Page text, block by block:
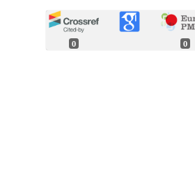
0 0